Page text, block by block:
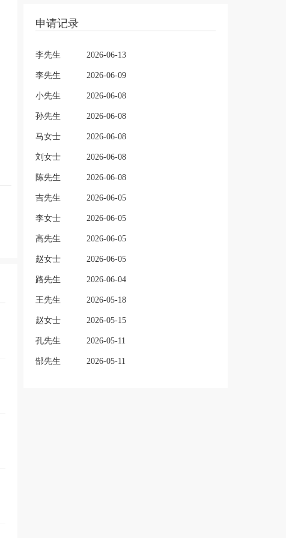
申请记录
李先生 2026-06-13
李先生 2026-06-09
小先生 2026-06-08
孙先生 2026-06-08
马女士 2026-06-08
刘女士 2026-06-08
陈先生 2026-06-08
吉先生 2026-06-05
李女士 2026-06-05
高先生 2026-06-05
赵女士 2026-06-05
路先生 2026-06-04
王先生 2026-05-18
赵女士 2026-05-15
孔先生 2026-05-11
郜先生 2026-05-11